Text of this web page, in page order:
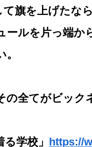
旗を上げたな
ールを片っ端か
の全てがビック
学校」 https://